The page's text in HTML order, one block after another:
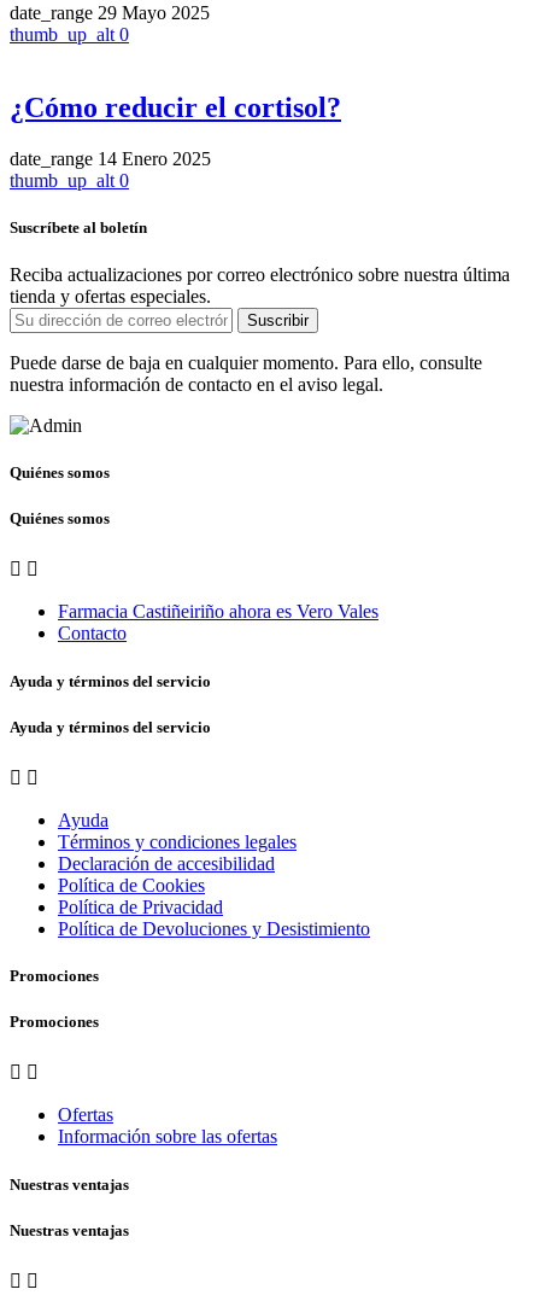
date_range 29 Mayo 2025
thumb_up_alt 0
¿Cómo reducir el cortisol?
date_range 14 Enero 2025
thumb_up_alt 0
Suscríbete al boletín
Reciba actualizaciones por correo electrónico sobre nuestra última
tienda y ofertas especiales.
Suscribir
Puede darse de baja en cualquier momento. Para ello, consulte
nuestra información de contacto en el aviso legal.
Quiénes somos
Quiénes somos
 
Farmacia Castiñeiriño ahora es Vero Vales
Contacto
Ayuda y términos del servicio
Ayuda y términos del servicio
 
Ayuda
Términos y condiciones legales
Declaración de accesibilidad
Política de Cookies
Política de Privacidad
Política de Devoluciones y Desistimiento
Promociones
Promociones
 
Ofertas
Información sobre las ofertas
Nuestras ventajas
Nuestras ventajas
 